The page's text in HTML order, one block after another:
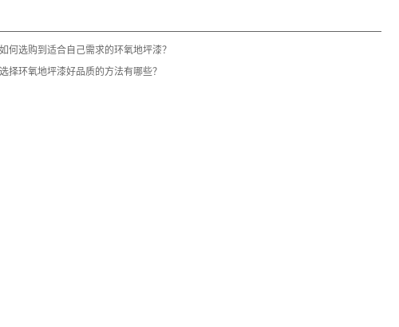
如何选购到适合自己需求的环氧地坪漆？
选择环氧地坪漆好品质的方法有哪些？